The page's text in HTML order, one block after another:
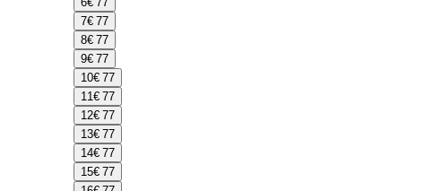
7€ 77
8€ 77
9€ 77
10€ 77
11€ 77
12€ 77
13€ 77
14€ 77
15€ 77